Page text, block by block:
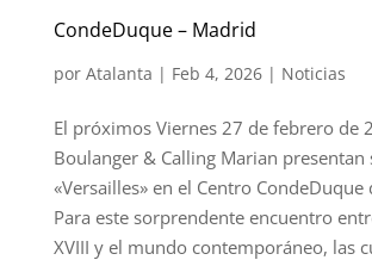
CondeDuque – Madrid
por Atalanta | Feb 4, 2026| Noticias
El próximos Viernes 27 de febrero de
Boulanger & Calling Marian presentan
«Versailles» en el Centro CondeDuque
Para este sorprendente encuentro
XVIII y el mundo contemporáneo, las